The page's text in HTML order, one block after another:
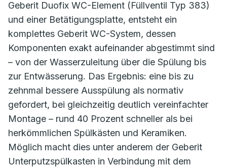
Geberit Duofix WC-Element (Füllventil Typ 383)
und einer Betätigungsplatte, entsteht ein
komplettes Geberit WC-System, dessen
Komponenten exakt aufeinander abgestimmt sind
– von der Wasserzuleitung über die Spülung bis
zur Entwässerung. Das Ergebnis: eine bis zu
zehnmal bessere Ausspülung als normativ
gefordert, bei gleichzeitig deutlich vereinfachter
Montage – rund 40 Prozent schneller als bei
herkömmlichen Spülkästen und Keramiken.
Möglich macht dies unter anderem der Geberit
Unterputzspülkasten in Verbindung mit dem